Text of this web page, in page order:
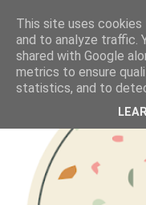
This site uses
and to analyze traffic.
shared with Google
metrics to ensure
statistics, and to